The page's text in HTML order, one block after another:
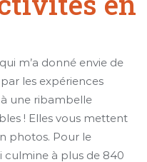
m’a donné envie de
les expériences
à une ribambelle
! Elles vous mettent
photos. Pour le
culmine à plus de 840